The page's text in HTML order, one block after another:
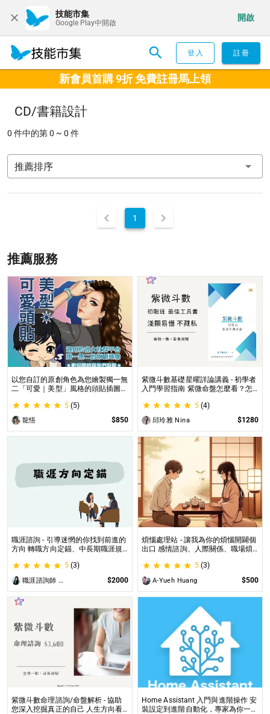
技能市集
Google Play中開啟
開啟
登入 註冊
新會員首購 9折 免費註冊馬上領
CD/書籍設計
0 件中的第 0 ~ 0 件
推薦排序
1
推薦服務
以您自訂的原創角色為您繪製獨一無
二「可愛｜美型」風格的頭貼插圖！
情」和「動作」的理想頭貼！
5 (5)
龍悟 $850
紫微斗數基礎星曜詳論講義 - 初學者
入門學習指南 紫微命盤怎麼看？怎
工具書，淺顯易懂不藏私！
5 (4)
邱玲雅 Nina $1280
職涯諮詢 - 引導迷惘的你找到前進的
方向 轉職方向定錨、中長期職涯規
5 (3)
職涯諮詢師 阿紫 $2000
煩惱處理站 - 讓我為你的煩惱開闢個
出口 感情諮詢、人際關係、職場煩
5 (3)
A-Yueh Huang $500
紫微斗數命理諮詢/命盤解析 - 協助
您深入挖掘真正的自己 人生方向看
Home Assistant 入門與進階操作 安
裝設定到進階自動化，專家為你一對